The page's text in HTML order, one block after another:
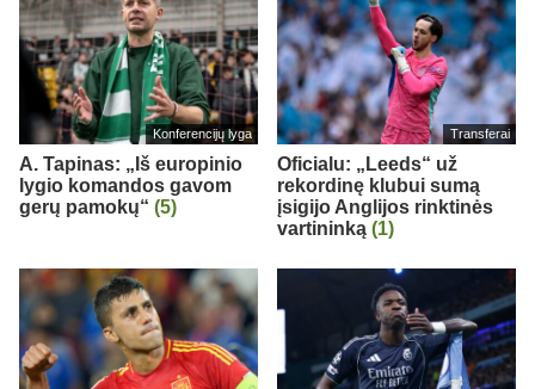
Konferencijų lyga
A. Tapinas: „Iš europinio
lygio komandos gavom
gerų pamokų“ (5)
Transferai
Oficialu: „Leeds“ už
rekordinę klubui sumą
įsigijo Anglijos rinktinės
vartininką (1)